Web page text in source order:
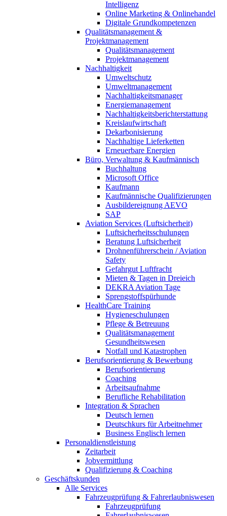
Intelligenz
Online Marketing & Onlinehandel
Digitale Grundkompetenzen
Qualitätsmanagement &
Projektmanagement
Qualitätsmanagement
Projektmanagement
Nachhaltigkeit
Umweltschutz
Umweltmanagement
Nachhaltigkeitsmanager
Energiemanagement
Nachhaltigkeitsberichterstattung
Kreislaufwirtschaft
Dekarbonisierung
Nachhaltige Lieferketten
Erneuerbare Energien
Büro, Verwaltung & Kaufmännisch
Buchhaltung
Microsoft Office
Kaufmann
Kaufmännische Qualifizierungen
Ausbildereignung AEVO
SAP
Aviation Services (Luftsicherheit)
Luftsicherheitsschulungen
Beratung Luftsicherheit
Drohnenführerschein / Aviation
Safety
Gefahrgut Luftfracht
Mieten & Tagen in Dreieich
DEKRA Aviation Tage
Sprengstoffspürhunde
HealthCare Training
Hygieneschulungen
Pflege & Betreuung
Qualitätsmanagement
Gesundheitswesen
Notfall und Katastrophen
Berufsorientierung & Bewerbung
Berufsorientierung
Coaching
Arbeitsaufnahme
Berufliche Rehabilitation
Integration & Sprachen
Deutsch lernen
Deutschkurs für Arbeitnehmer
Business Englisch lernen
Personaldienstleistung
Zeitarbeit
Jobvermittlung
Qualifizierung & Coaching
Geschäftskunden
Alle Services
Fahrzeugprüfung & Fahrerlaubniswesen
Fahrzeugprüfung